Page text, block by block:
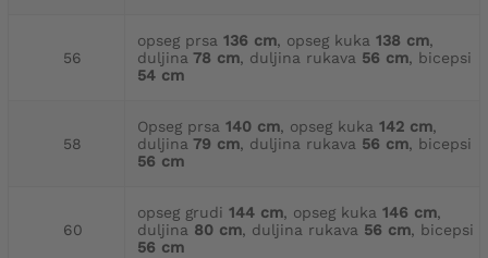
56
opseg prsa 136 cm, opseg kuka 138 cm,
duljina 78 cm, duljina rukava 56 cm, bicepsi
54 cm
58
Opseg prsa 140 cm, opseg kuka 142 cm,
duljina 79 cm, duljina rukava 56 cm, bicepsi
56 cm
60
opseg grudi 144 cm, opseg kuka 146 cm,
duljina 80 cm, duljina rukava 56 cm, bicepsi
56 cm